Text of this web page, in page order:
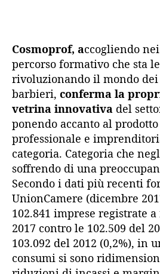
Cosmoprof, accogliendo
percorso formativo che sta
rivoluzionando il mondo
barbieri, conferma la
vetrina innovativa del
ponendo accanto al
professionale e
categoria. Categoria che
soffrendo di una
Secondo i dati più recenti
UnionCamere (dicembre
102.841 imprese registrate
2017 contro le 102.509 del
103.092 del 2012 (0,2%), in
consumi si sono